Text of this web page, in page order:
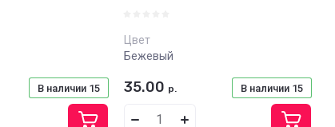
В наличии 15
Цвет
Бежевый
В наличии 15
35.00 р.